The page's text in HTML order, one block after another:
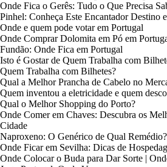
Onde Fica o Gerês: Tudo o Que Precisa
Pinhel: Conheça Este Encantador Destino
Onde e quem pode votar em Portugal
Onde Comprar Dolomita em Pó em
Fundão: Onde Fica em Portugal
Isto é Gostar de Quem Trabalha com
Quem Trabalha com Bilhetes?
Qual a Melhor Prancha de Cabelo no
Quem inventou a eletricidade e quem
Qual o Melhor Shopping do Porto?
Onde Comer em Chaves: Descubra os
Cidade
Naproxeno: O Genérico de Qual Remédio?
Onde Ficar em Sevilha: Dicas de
Onde Colocar o Buda para Dar Sorte |